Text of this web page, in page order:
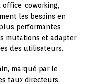
coworking,
les besoins en
performantes
mutations et adapter
des utilisateurs.
marqué par le
taux directeurs,